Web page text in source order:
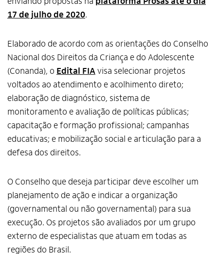
17 de julho de 2020.
Elaborado de acordo com as orientações do Conselho
Nacional dos Direitos da Criança e do Adolescente
(Conanda), o Edital FIAvisa selecionar projetos
voltados ao atendimento e acolhimento direto;
elaboração de diagnóstico, sistema de
monitoramento e avaliação de políticas públicas;
capacitação e formação profissional; campanhas
educativas; e mobilização social e articulação para a
defesa dos direitos.
O Conselho que deseja participar deve escolher um
planejamento de ação e indicar a organização
(governamental ou não governamental) para sua
execução. Os projetos são avaliados por um grupo
externo de especialistas que atuam em todas as
regiões do Brasil.